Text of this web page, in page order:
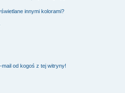
innymi kolorami?
mail od kogoś z tej witryny!